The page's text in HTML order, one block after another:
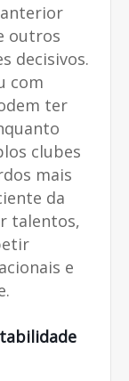
outros
decisivos.
com
ter
clubes
mais
da
talentos,
e